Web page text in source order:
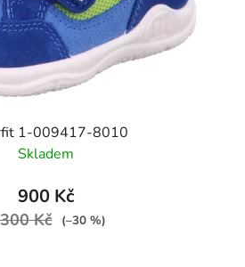
1-009417-8010
Skladem
900 Kč
Kč (–30 %)